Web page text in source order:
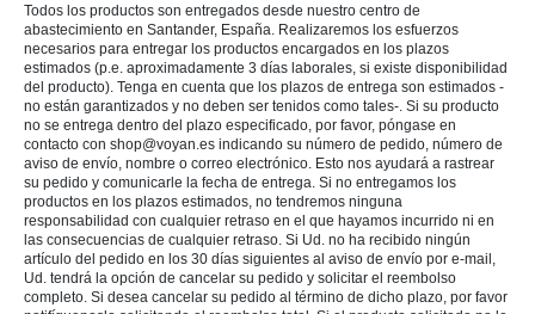
Todos los productos son entregados desde nuestro centro de
abastecimiento en Santander, España. Realizaremos los esfuerzos
necesarios para entregar los productos encargados en los plazos
estimados (p.e. aproximadamente 3 días laborales, si existe disponibilidad
del producto). Tenga en cuenta que los plazos de entrega son estimados -
no están garantizados y no deben ser tenidos como tales-. Si su producto
no se entrega dentro del plazo especificado, por favor, póngase en
contacto con shop@voyan.es indicando su número de pedido, número de
aviso de envío, nombre o correo electrónico. Esto nos ayudará a rastrear
su pedido y comunicarle la fecha de entrega. Si no entregamos los
productos en los plazos estimados, no tendremos ninguna
responsabilidad con cualquier retraso en el que hayamos incurrido ni en
las consecuencias de cualquier retraso. Si Ud. no ha recibido ningún
artículo del pedido en los 30 días siguientes al aviso de envío por e-mail,
Ud. tendrá la opción de cancelar su pedido y solicitar el reembolso
completo. Si desea cancelar su pedido al término de dicho plazo, por favor